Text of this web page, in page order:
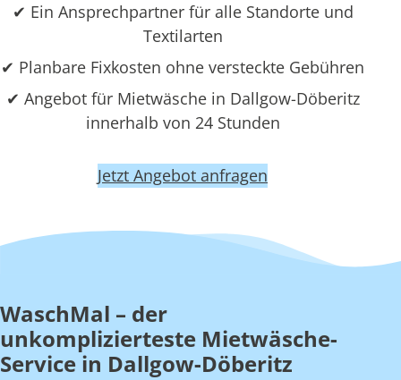
✔ Ein Ansprechpartner für alle Standorte und
Textilarten
✔ Planbare Fixkosten ohne versteckte Gebühren
✔ Angebot für Mietwäsche in Dallgow-Döberitz
innerhalb von 24 Stunden
Jetzt Angebot anfragen
WaschMal – der
unkomplizierteste Mietwäsche-
Service in Dallgow-Döberitz